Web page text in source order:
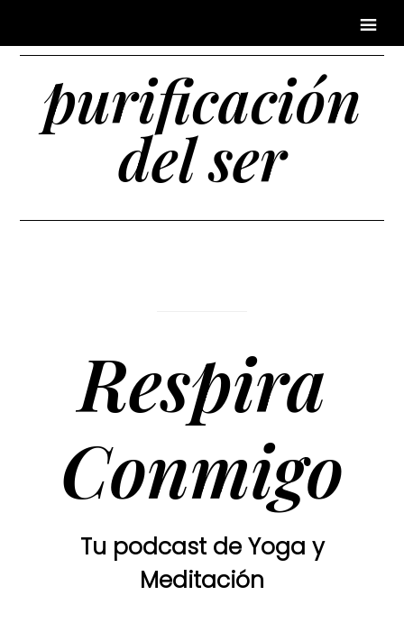
purificación
del ser
Respira
Conmigo
Tu podcast de Yoga y
Meditación